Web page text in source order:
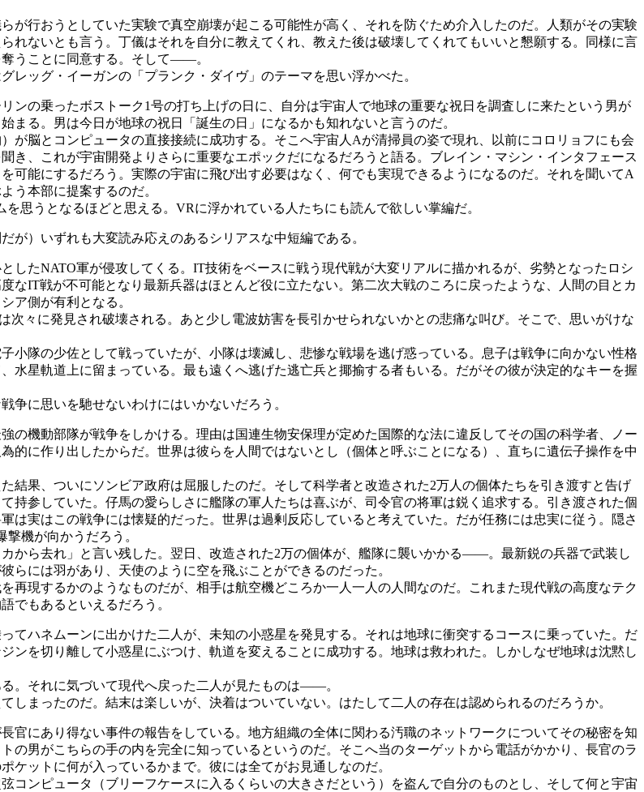
行おうとしていた実験で真空崩壊が起こる可能性が高く、それを防ぐため介入したのだ。人類がその実験
れないとも言う。丁儀はそれを自分に教えてくれ、教えた後は破壊してくれてもいいと懇願する。同様に言
うことに同意する。そして――。
ッグ・イーガンの「プランク・ダイヴ」のテーマを思い浮かべた。
ンの乗ったボストーク1号の打ち上げの日に、自分は宇宙人で地球の重要な祝日を調査しに来たという男が
る。男は今日が地球の祝日「誕生の日」になるかも知れないと言うのだ。
脳とコンピュータの直接接続に成功する。そこへ宇宙人Aが清掃員の姿で現れ、以前にコロリョフにも会
き、これが宇宙開発よりさらに重要なエポックだになるだろうと語る。ブレイン・マシン・インタフェース
可能にするだろう。実際の宇宙に飛び出す必要はなく、何でも実現できるようになるのだ。それを聞いてA
う本部に提案するのだ。
思うとなるほどと思える。VRに浮かれている人たちにも読んで欲しい掌編だ。
）いずれも大変読み応えのあるシリアスな中短編である。
したNATO軍が侵攻してくる。IT技術をベースに戦う現代戦が大変リアルに描かれるが、劣勢となったロシ
なIT戦が不可能となり最新兵器はほとんど役に立たない。第二次大戦のころに戻ったような、人間の目とカ
ア側が有利となる。
々に発見され破壊される。あと少し電波妨害を長引かせられないかとの悲痛な叫び。そこで、思いがけな
隊の少佐として戦っていたが、小隊は壊滅し、悲惨な戦場を逃げ惑っている。息子は戦争に向かない性格
水星軌道上に留まっている。最も遠くへ逃げた逃亡兵と揶揄する者もいる。だがその彼が決定的なキーを握
に思いを馳せないわけにはいかないだろう。
の機動部隊が戦争をしかける。理由は国連生物安保理が定めた国際的な法に違反してその国の科学者、ノー
的に作り出したからだ。世界は彼らを人間ではないとし（個体と呼ぶことになる）、直ちに遺伝子操作を中
果、ついにソンビア政府は屈服したのだ。そして科学者と改造された2万人の個体たちを引き渡すと告げ
持参していた。仔馬の愛らしさに艦隊の軍人たちは喜ぶが、司令官の将軍は鋭く追求する。引き渡された個
は実はこの戦争には懐疑的だった。世界は過剰反応していると考えていた。だが任務には忠実に従う。隠さ
機が向かうだろう。
から去れ」と言い残した。翌日、改造された2万の個体が、艦隊に襲いかかる――。最新鋭の兵器で武装し
には羽があり、天使のように空を飛ぶことができるのだった。
現するかのようなものだが、相手は航空機どころか一人一人の人間なのだ。これまた現代戦の高度なテク
でもあるといえるだろう。
てハネムーンに出かけた二人が、未知の小惑星を発見する。それは地球に衝突するコースに乗っていた。だ
ンを切り離して小惑星にぶつけ、軌道を変えることに成功する。地球は救われた。しかしなぜ地球は沈黙し
。それに気づいて現代へ戻った二人が見たものは――。
まったのだ。結末は楽しいが、決着はついていない。はたして二人の存在は認められるのだろうか。
官にあり得ない事件の報告をしている。地方組織の全体に関わる汚職のネットワークについてその秘密を知
の男がこちらの手の内を完全に知っているというのだ。そこへ当のターゲットから電話がかかり、長官のラ
ットに何が入っているかまで。彼には全てがお見通しなのだ。
ンピュータ（ブリーフケースに入るくらいの大きさだという）を盗んで自分のものとし、そして何と宇宙